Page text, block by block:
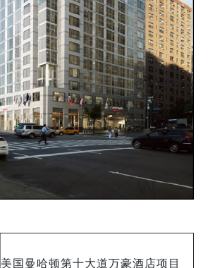
美国曼哈顿第十大道万豪酒店项目